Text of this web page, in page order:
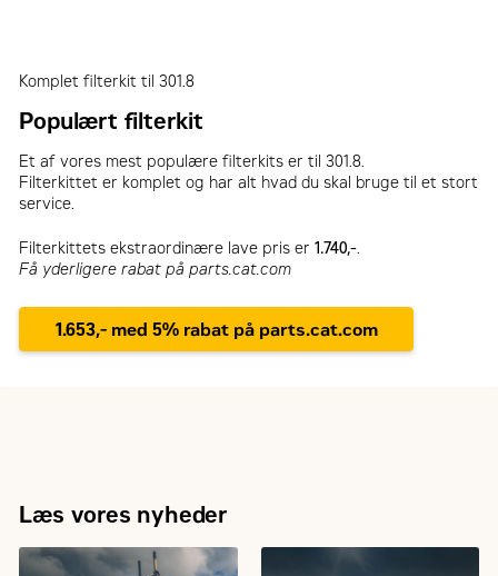
Komplet filterkit til 301.8
Populært filterkit
Et af vores mest populære filterkits er til 301.8.
Filterkittet er komplet og har alt hvad du skal bruge til et stort
service.
Filterkittets ekstraordinære lave pris er1.740,-.
Få yderligere rabat på parts.cat.com
1.653,- med 5% rabat på parts.cat.com
Læs vores nyheder